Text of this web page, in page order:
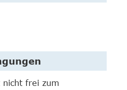
nicht frei zum